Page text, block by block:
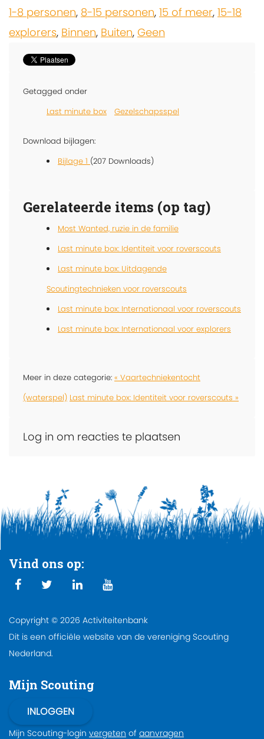
1-8 personen, 8-15 personen, 15 of meer, 15-18
explorers, Binnen, Buiten, Geen
Getagged onder
Last minute box
Gezelschapsspel
Download bijlagen:
Bijlage 1 (207 Downloads)
Gerelateerde items (op tag)
Most Wanted, ruzie in de familie
Last minute box: Identiteit voor roverscouts
Last minute box: Uitdagende
Scoutingtechnieken voor roverscouts
Last minute box: Internationaal voor roverscouts
Last minute box: Internationaal voor explorers
Meer in deze categorie: « Vaartechniekentocht
(waterspel) Last minute box: Identiteit voor roverscouts »
Log in om reacties te plaatsen
Vind ons op:
Copyright © 2026 Activiteitenbank
Dit is een officiële website van de vereniging Scouting
Nederland.
Mijn Scouting
Mijn Scouting-login vergeten of aanvragen